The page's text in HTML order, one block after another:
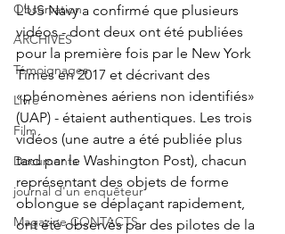
Observation
ARCHIVES
Témoignages
Livre
Film
Documents
journal d'un enquêteur
Magazine CONTACTS
L'US Navy a confirmé que plusieurs
vidéos - dont deux ont été publiées
pour la première fois par le New York
Times en 2017 et décrivant des
«phénomènes aériens non identifiés»
(UAP) - étaient authentiques. Les trois
vidéos (une autre a été publiée plus
tard par le Washington Post), chacun
représentant des objets de forme
oblongue se déplaçant rapidement,
ont été observés par des pilotes de la